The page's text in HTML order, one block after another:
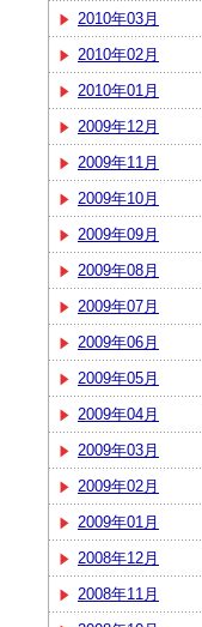
2010年03月
2010年02月
2010年01月
2009年12月
2009年11月
2009年10月
2009年09月
2009年08月
2009年07月
2009年06月
2009年05月
2009年04月
2009年03月
2009年02月
2009年01月
2008年12月
2008年11月